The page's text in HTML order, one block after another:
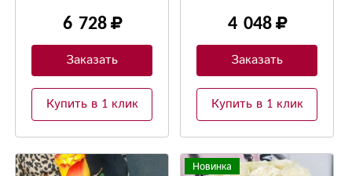
6 728
Заказать
Купить в 1 клик
4 048
Заказать
Купить в 1 клик
Новинка